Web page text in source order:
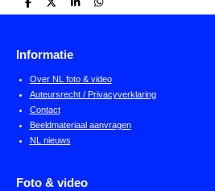
D
e
n
D
e
S
h
D
e
Informatie
Over NL foto & video
Auteursrecht / Privacyverklaring
Contact
Beeldmateriaal aanvragen
NL nieuws
Foto & video